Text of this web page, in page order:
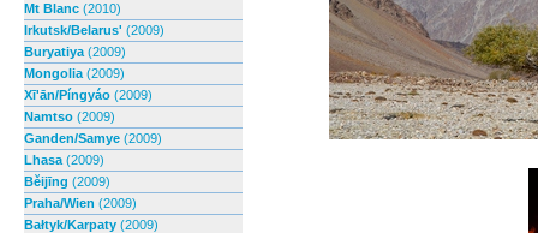
Mt Blanc (2010)
Irkutsk/Belarus' (2009)
Buryatiya (2009)
Mongolia (2009)
Xī'ān/Píngyáo (2009)
Namtso (2009)
Ganden/Samye (2009)
Lhasa (2009)
Běijīng (2009)
Praha/Wien (2009)
Bałtyk/Karpaty (2009)